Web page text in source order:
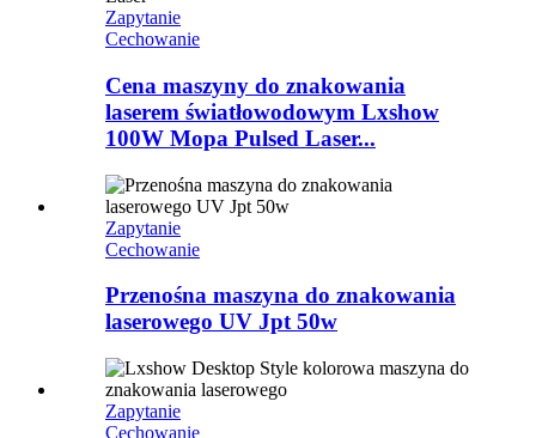
Zapytanie
Cechowanie
Cena maszyny do znakowania
laserem światłowodowym Lxshow
100W Mopa Pulsed Laser...
Zapytanie
Cechowanie
Przenośna maszyna do znakowania
laserowego UV Jpt 50w
Zapytanie
Cechowanie